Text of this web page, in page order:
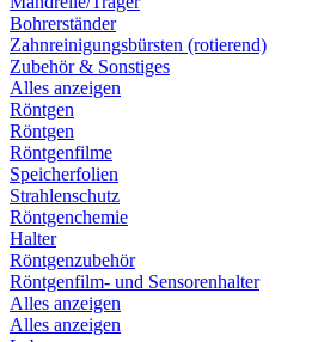
Bohrerständer
Zahnreinigungsbürsten (rotierend)
Zubehör & Sonstiges
Alles anzeigen
Röntgen
Röntgen
Röntgenfilme
Speicherfolien
Strahlenschutz
Röntgenchemie
Halter
Röntgenzubehör
Röntgenfilm- und Sensorenhalter
Alles anzeigen
Alles anzeigen